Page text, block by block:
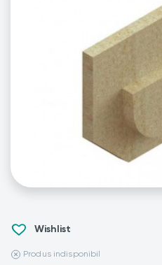
Wishlist
Produs indisponibil